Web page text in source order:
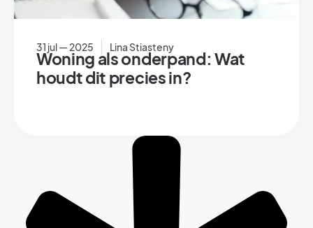
31 jul — 2025 Lina Stiasteny
Woning als onderpand: Wat
houdt dit precies in?